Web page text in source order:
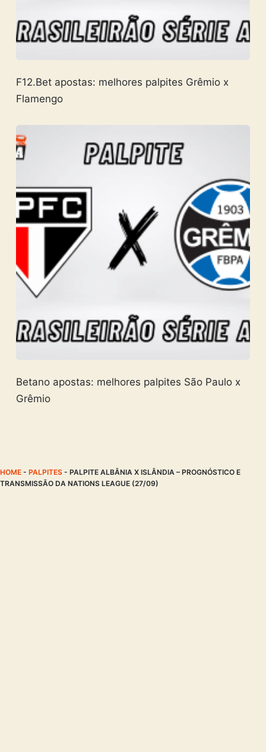
F12.Bet apostas: melhores palpites Grêmio x
Flamengo
Betano apostas: melhores palpites São Paulo x
Grêmio
HOME - PALPITES - PALPITE ALBÂNIA X ISLÂNDIA – PROGNÓSTICO E
TRANSMISSÃO DA NATIONS LEAGUE (27/09)